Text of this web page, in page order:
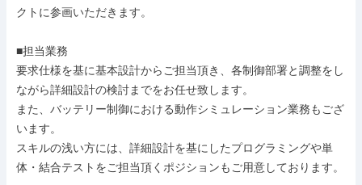
クトに参画いただきます。
■担当業務
要求仕様を基に基本設計からご担当頂き、各制御部署と調整をし
ながら詳細設計の検討までをお任せ致します。
また、バッテリー制御における動作シミュレーション業務もござ
います。
スキルの浅い方には、詳細設計を基にしたプログラミングや単
体・結合テストをご担当頂くポジションもご用意しております。